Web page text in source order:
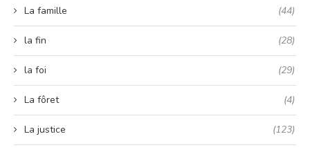
La famille (44)
la fin (28)
la foi (29)
La fôret (4)
La justice (123)